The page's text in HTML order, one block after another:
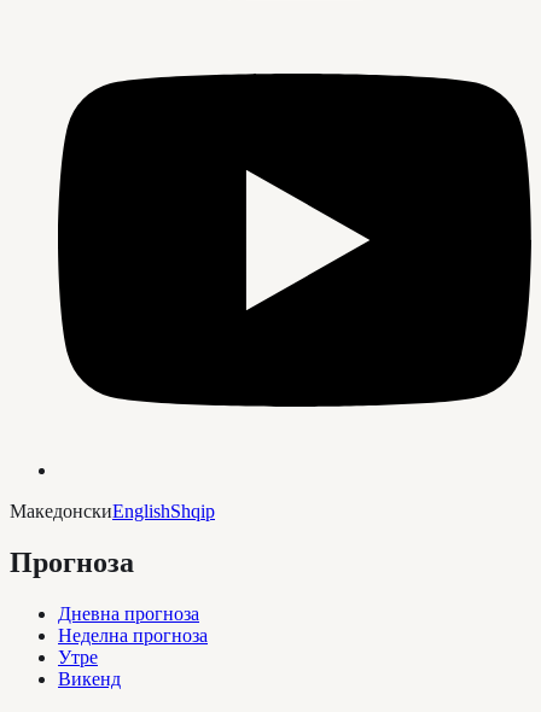
МакедонскиEnglishShqip
Прогноза
Дневна прогноза
Неделна прогноза
Утре
Викенд